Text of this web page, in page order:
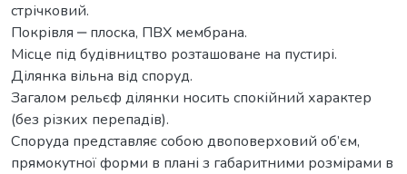
стрічковий.
Покрівля ‒ плоска, ПВХ мембрана.
Місце під будівництво розташоване на пустирі.
Ділянка вільна від споруд.
Загалом рельєф ділянки носить спокійний характер
(без різких перепадів).
Споруда представляє собою двоповерховий об’єм,
прямокутної форми в плані з габаритними розмірами в